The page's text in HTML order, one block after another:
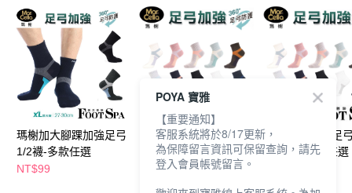
瑪榭加大腳踝加強足弓
1/2襪-多款任選
NT$99
瑪榭腳踝加強足弓1/2
短襪-L-多款任選
NT$89
瑪榭腳踝加強足
短襪-M-多款任選
POYA 寶雅
【重要通知】
客服系統將於8/17更新，
為保障留言資訊可保留查詢，請先
登入會員帳號留言。